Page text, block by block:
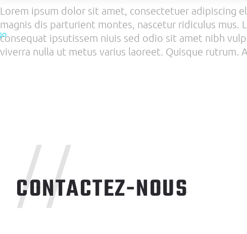
Lorem ipsum dolor sit amet, consectetuer adipiscing
magnis dis parturient montes, nascetur ridiculus
consequat ipsutissem niuis sed odio sit amet nibh
viverra nulla ut metus varius laoreet. Quisque rutrum.
CONTACTEZ-NOUS
//